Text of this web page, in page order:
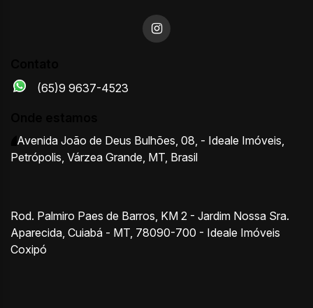
(65)9 9637-4523
Avenida João de Deus Bulhões 08 - Ideale Imóveis
Petrópolis Várzea Grande MT Brasil
Rod. Palmiro Paes de Barros, KM 2 - Jardim Nossa Sra.
Aparecida, Cuiabá - MT, 78090-700 - Ideale Imóveis
Coxipó